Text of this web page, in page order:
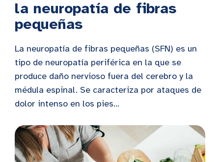
la neuropatía de fibras
pequeñas
La neuropatía de fibras pequeñas (SFN) es un
tipo de neuropatía periférica en la que se
produce daño nervioso fuera del cerebro y la
médula espinal. Se caracteriza por ataques de
dolor intenso en los pies...